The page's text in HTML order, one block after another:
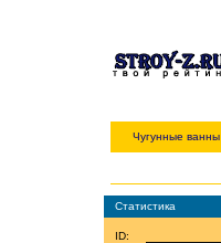
Чугунные
Статистика
ID: